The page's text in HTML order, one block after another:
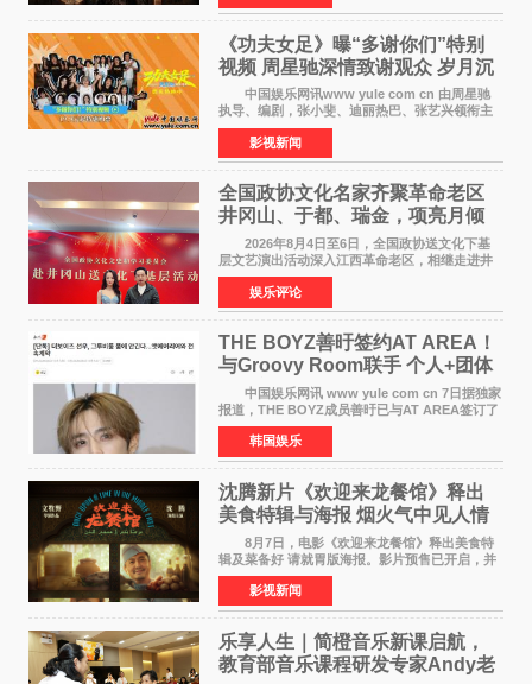
战争从来不只
《功夫女足》曝“多谢你们”特别
视频 周星驰深情致谢观众 岁月沉
淀不灭初心
中国娱乐网讯www yule com cn 由周星驰
执导、编剧，张小斐、迪丽热巴、张艺兴领衔主
演，刘嘉玲、佐藤健特别出演，艾米、雪野、蔡
思贝、胡予安、倪好特别介绍的喜剧电影《功夫
女足》释出多谢你
影视新闻
全国政协文化名家齐聚革命老区
井冈山、于都、瑞金，项亮月倾
情献唱《桃花谣》致敬红色沃土
2026年8月4日至6日，全国政协送文化下基
层文艺演出活动深入江西革命老区，相继走进井
冈山、于都长征出发地、瑞金三地。由全国政协
文化文史和学习委员会副主任、甘肃省政协原主
席欧阳坚率团，一
娱乐评论
THE BOYZ善旴签约AT AREA！
与Groovy Room联手 个人+团体
活动并行
中国娱乐网讯 www yule com cn 7日据独家
报道，THE BOYZ成员善旴已与AT AREA签订了
专属合约。AT AREA是由知名制作人组合
Groovy Room创立的hip-hop厂牌，旗下拥有多
位实力派音乐人，在韩
韩国娱乐
沈腾新片《欢迎来龙餐馆》释出
美食特辑与海报 烟火气中见人情
温暖
8月7日，电影《欢迎来龙餐馆》释出美食特
辑及菜备好 请就胃版海报。影片预售已开启，并
将于8月8日至10日14:00-21:00举行全国超前点
映。电影《欢迎来龙餐馆》作为战争美食喜剧大
片，讲述了中国
影视新闻
乐享人生｜简橙音乐新课启航，
教育部音乐课程研发专家Andy老